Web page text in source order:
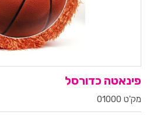
פינאטה כדורסל
מק'ט 01000